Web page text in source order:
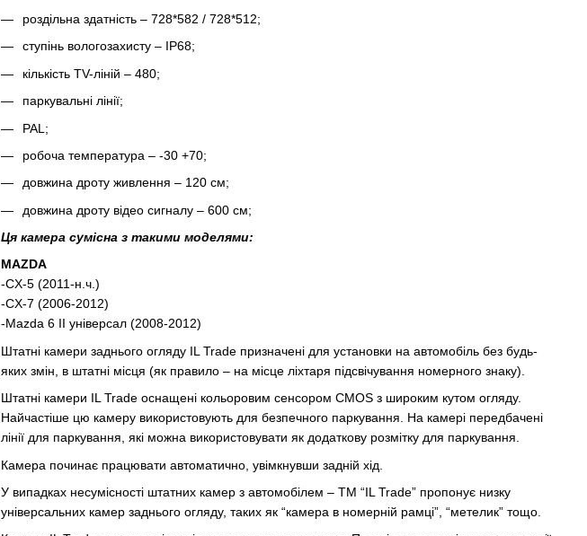
роздільна здатність – 728*582 / 728*512;
ступінь вологозахисту – IP68;
кількість TV-ліній – 480;
паркувальні лінії;
PAL;
робоча температура – -30 +70;
довжина дроту живлення – 120 см;
довжина дроту відео сигналу – 600 см;
Ця камера сумісна з такими моделями:
MAZDA
-CX-5 (2011-н.ч.)
-CX-7 (2006-2012)
-Mazda 6 II універсал (2008-2012)
Штатні камери заднього огляду IL Trade призначені для установки на автомобіль без будь-
яких змін, в штатні місця (як правило – на місце ліхтаря підсвічування номерного знаку).
Штатні камери IL Trade оснащені кольоровим сенсором CMOS з широким кутом огляду.
Найчастіше цю камеру використовують для безпечного паркування. На камері передбачені
лінії для паркування, які можна використовувати як додаткову розмітку для паркування.
Камера починає працювати автоматично, увімкнувши задній хід.
У випадках несумісності штатних камер з автомобілем – TM “IL Trade” пропонує низку
універсальних камер заднього огляду, таких як “камера в номерній рамці”, “метелик” тощо.